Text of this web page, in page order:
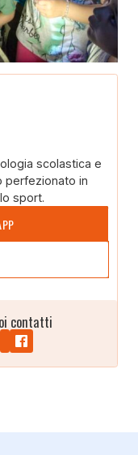
scolastica e
perfezionato in
sport.
contatti